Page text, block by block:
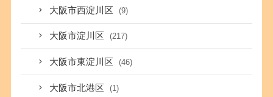
大阪市西淀川区 (9)
大阪市淀川区 (217)
大阪市東淀川区 (46)
大阪市北港区 (1)